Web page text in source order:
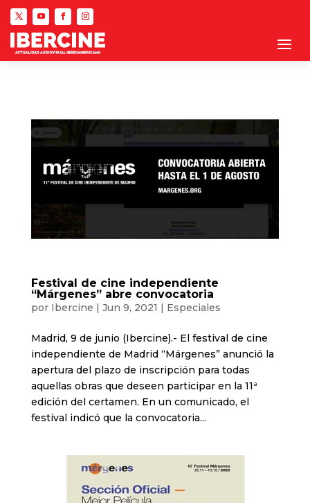
Festival de cine independiente
“Márgenes” abre convocatoria
por Ibercine | Jun 9, 2021 | Especiales
Madrid, 9 de junio (Ibercine).- El festival de cine
independiente de Madrid “Márgenes” anunció la
apertura del plazo de inscripción para todas
aquellas obras que deseen participar en la 11ª
edición del certamen. En un comunicado, el
festival indicó que la convocatoria...